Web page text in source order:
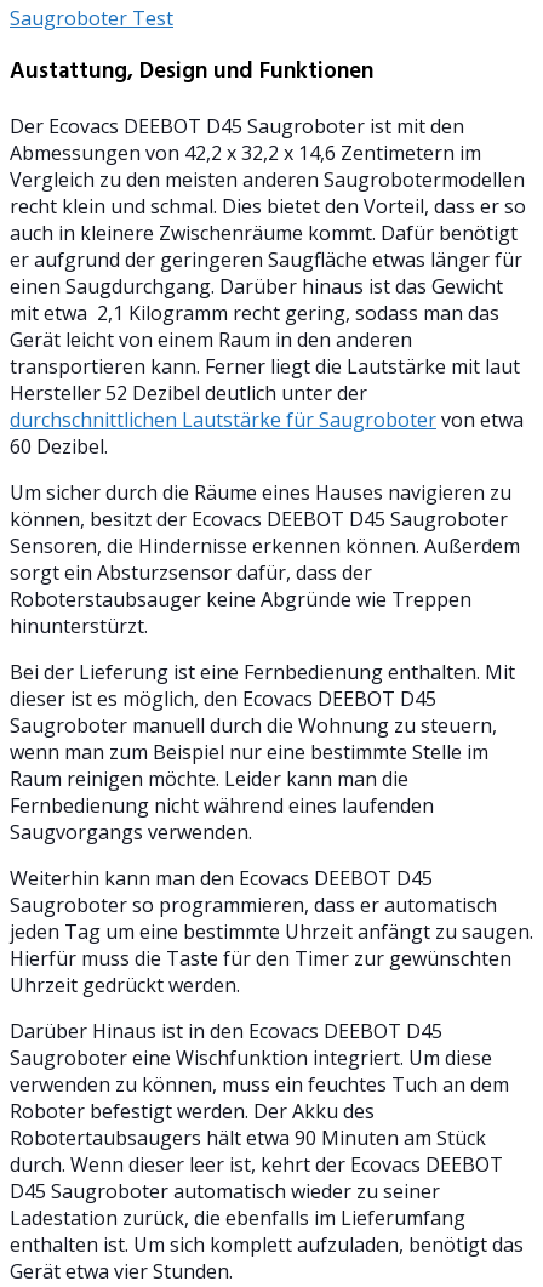
Saugroboter Test
Austattung, Design und Funktionen
Der Ecovacs DEEBOT D45 Saugroboter ist mit den
Abmessungen von 42,2 x 32,2 x 14,6 Zentimetern im
Vergleich zu den meisten anderen Saugrobotermodellen
recht klein und schmal. Dies bietet den Vorteil, dass er so
auch in kleinere Zwischenräume kommt. Dafür benötigt
er aufgrund der geringeren Saugfläche etwas länger für
einen Saugdurchgang. Darüber hinaus ist das Gewicht
mit etwa 2,1 Kilogramm recht gering, sodass man das
Gerät leicht von einem Raum in den anderen
transportieren kann. Ferner liegt die Lautstärke mit laut
Hersteller 52 Dezibel deutlich unter der
durchschnittlichen Lautstärke für Saugrobotervon etwa
60 Dezibel.
Um sicher durch die Räume eines Hauses navigieren zu
können, besitzt der Ecovacs DEEBOT D45 Saugroboter
Sensoren, die Hindernisse erkennen können. Außerdem
sorgt ein Absturzsensor dafür, dass der
Roboterstaubsauger keine Abgründe wie Treppen
hinunterstürzt.
Bei der Lieferung ist eine Fernbedienung enthalten. Mit
dieser ist es möglich, den Ecovacs DEEBOT D45
Saugroboter manuell durch die Wohnung zu steuern,
wenn man zum Beispiel nur eine bestimmte Stelle im
Raum reinigen möchte. Leider kann man die
Fernbedienung nicht während eines laufenden
Saugvorgangs verwenden.
Weiterhin kann man den Ecovacs DEEBOT D45
Saugroboter so programmieren, dass er automatisch
jeden Tag um eine bestimmte Uhrzeit anfängt zu saugen.
Hierfür muss die Taste für den Timer zur gewünschten
Uhrzeit gedrückt werden.
Darüber Hinaus ist in den Ecovacs DEEBOT D45
Saugroboter eine Wischfunktion integriert. Um diese
verwenden zu können, muss ein feuchtes Tuch an dem
Roboter befestigt werden. Der Akku des
Robotertaubsaugers hält etwa 90 Minuten am Stück
durch. Wenn dieser leer ist, kehrt der Ecovacs DEEBOT
D45 Saugroboter automatisch wieder zu seiner
Ladestation zurück, die ebenfalls im Lieferumfang
enthalten ist. Um sich komplett aufzuladen, benötigt das
Gerät etwa vier Stunden.